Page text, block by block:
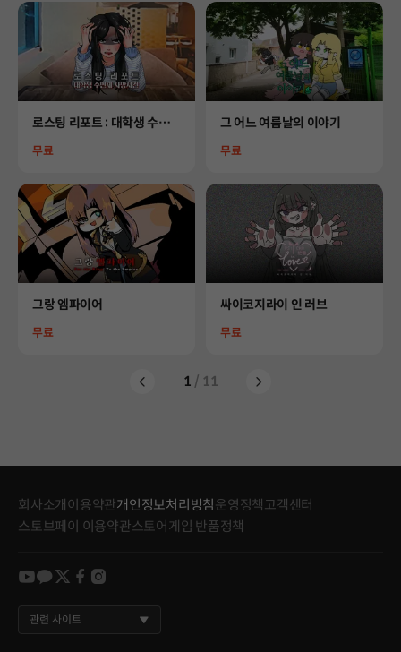
Product
로스팅 리포트 : 대학생 수면
Price
무료
Product
그 어느 여름날의 이야기
Price
무료
Product
그랑 엠파이어
Price
무료
Product
싸이코지라이 인 러브
Price
무료
1 / 11
회사소개 이용약관개인정보처리방침 운영정책고객센터
스토브페이 이용약관스토어게임 반품정책
youtube
kakao
twitter
facebook
instagram
관련 사이트